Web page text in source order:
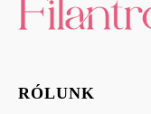
RÓLUNK